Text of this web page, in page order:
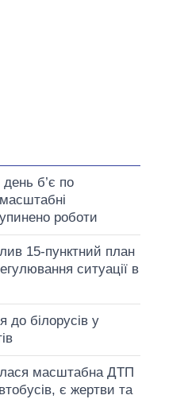
день б’є по
роботи
15-пунктний план
ситуації в
до білорусів у
масштабна ДТП
є жертви та